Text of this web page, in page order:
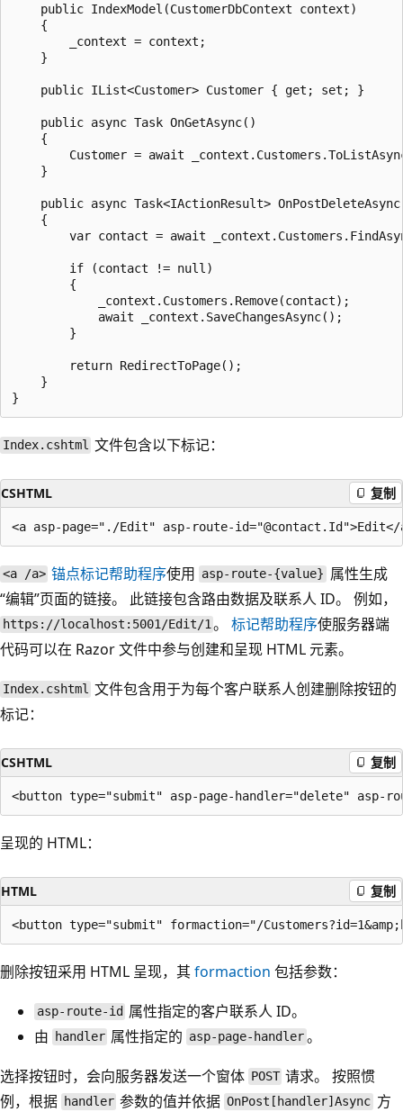
    public IndexModel(CustomerDbContext context)
    {
        _context = context;
    }
    public IList<Customer> Customer { get; set; }
    public async Task OnGetAsync()
    {
Customer = await
    }
public async Task<IActionResult>
    {
var contact = await
        if (contact != null)
        {
            _context.Customers.Remove(contact);
            await _context.SaveChangesAsync();
        }
        return RedirectToPage();
    }
Index.cshtml 文件包含以下标记：
CSHTML 复制
<a /a> 锚点标记帮助程序使用 asp-route-{value} 属性生成
“编辑”页面的链接。 此链接包含路由数据及联系人 ID。 例如，
https://localhost:5001/Edit/1。标记帮助程序使服务器端
代码可以在 Razor 文件中参与创建和呈现 HTML 元素。
Index.cshtml 文件包含用于为每个客户联系人创建删除按钮的
标记：
CSHTML 复制
呈现的 HTML：
HTML 复制
删除按钮采用 HTML 呈现，其formaction 包括参数：
asp-route-id 属性指定的客户联系人 ID。
由
handler 属性指定的 asp-page-handler。
选择按钮时，会向服务器发送一个窗体 POST 请求。 按照惯
例，根据 handler 参数的值并依据 OnPost[handler]Async 方